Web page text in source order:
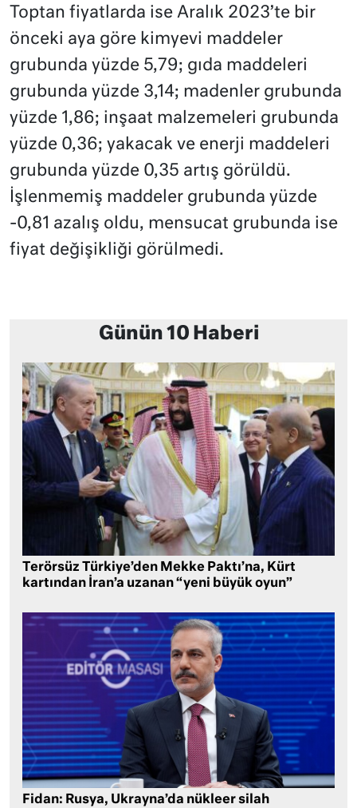
Toptan fiyatlarda ise Aralık 2023’te bir
önceki aya göre kimyevi maddeler
grubunda yüzde 5,79; gıda maddeleri
grubunda yüzde 3,14; madenler grubunda
yüzde 1,86; inşaat malzemeleri grubunda
yüzde 0,36; yakacak ve enerji maddeleri
grubunda yüzde 0,35 artış görüldü.
İşlenmemiş maddeler grubunda yüzde
-0,81 azalış oldu, mensucat grubunda ise
fiyat değişikliği görülmedi.
Günün 10 Haberi
Terörsüz Türkiye’den Mekke Paktı’na, Kürt
kartından İran’a uzanan “yeni büyük oyun”
Fidan: Rusya, Ukrayna’da nükleer silah